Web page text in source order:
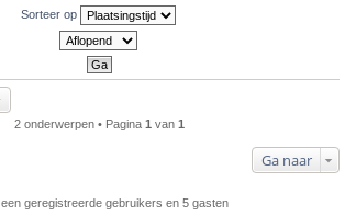
Sorteer op
2 onderwerpen • Pagina 1 van 1
Ga naar
geregistreerde gebruikers en 5 gasten